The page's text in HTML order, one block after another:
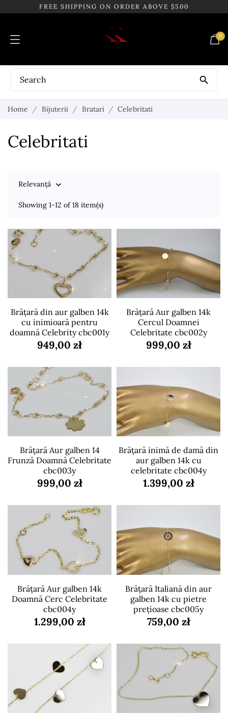
FREE SHIPPING ON ORDER ABOVE $500
0

Home Bijuterii Bratari Celebritati
Celebritati
Relevanță 
Showing 1-12 of 18 item(s)
Brățară din aur galben 14k
cu inimioară pentru
doamnă Celebrity cbc001y
949,00 zł
Brățară Aur galben 14k
Cercul Doamnei
Celebritate cbc002y
999,00 zł
Brățară Aur galben 14
Frunză Doamnă Celebritate
cbc003y
999,00 zł
Brățară inimă de damă din
aur galben 14k cu
celebritate cbc004y
1.399,00 zł
Brățară Aur galben 14k
Doamnă Cerc Celebritate
cbc004y
1.299,00 zł
Brățară Italiană din aur
galben 14k cu pietre
prețioase cbc005y
759,00 zł